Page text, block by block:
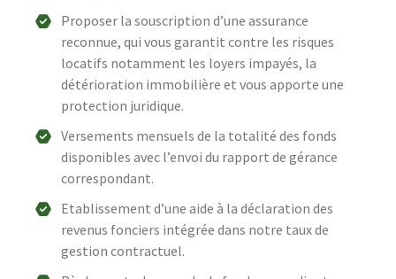
Proposer la souscription d’une assurance
reconnue, qui vous garantit contre les risques
locatifs notamment les loyers impayés, la
détérioration immobilière et vous apporte une
protection juridique.
Versements mensuels de la totalité des fonds
disponibles avec l’envoi du rapport de gérance
correspondant.
Etablissement d’une aide à la déclaration des
revenus fonciers intégrée dans notre taux de
gestion contractuel.